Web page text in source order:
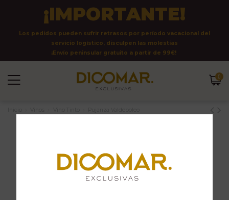
¡IMPORTANTE!
Los pedidos pueden sufrir retrasos por período vacacional del
servicio logístico, disculpen las molestias
¡Envío peninsular gratuito a partir de 99€!
0